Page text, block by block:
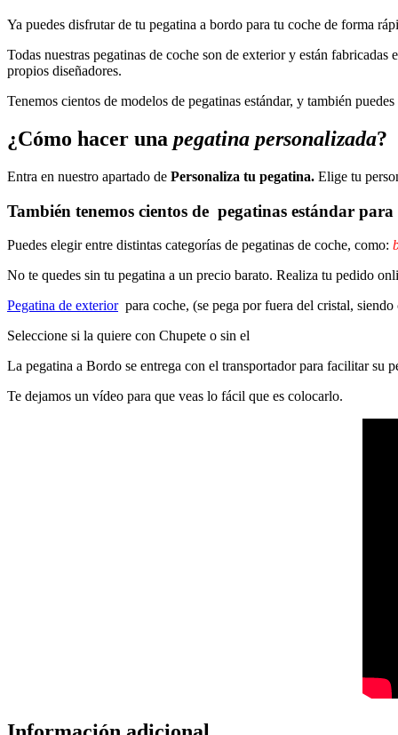
Ya puedes disfrutar de tu pegatina a bordo para tu coche de forma
Todas nuestras pegatinas de coche son de exterior y están
propios diseñadores.
Tenemos cientos de modelos de pegatinas estándar, y también
¿Cómo hacer una pegatina personalizada?
Entra en nuestro apartado de Personaliza tu pegatina. Elige tu
También tenemos cientos de pegatinas estándar para
Puedes elegir entre distintas categorías de pegatinas de coche, como:
No te quedes sin tu pegatina a un precio barato. Realiza tu pedido
Pegatina de exteriorpara coche, (se pega por fuera del cristal,
Seleccione si la quiere con Chupete o sin el
La pegatina a Bordo se entrega con el transportador para facilitar su
Te dejamos un vídeo para que veas lo fácil que es colocarlo.